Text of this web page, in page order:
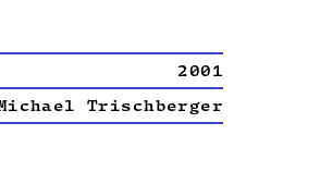
2001
Trischberger